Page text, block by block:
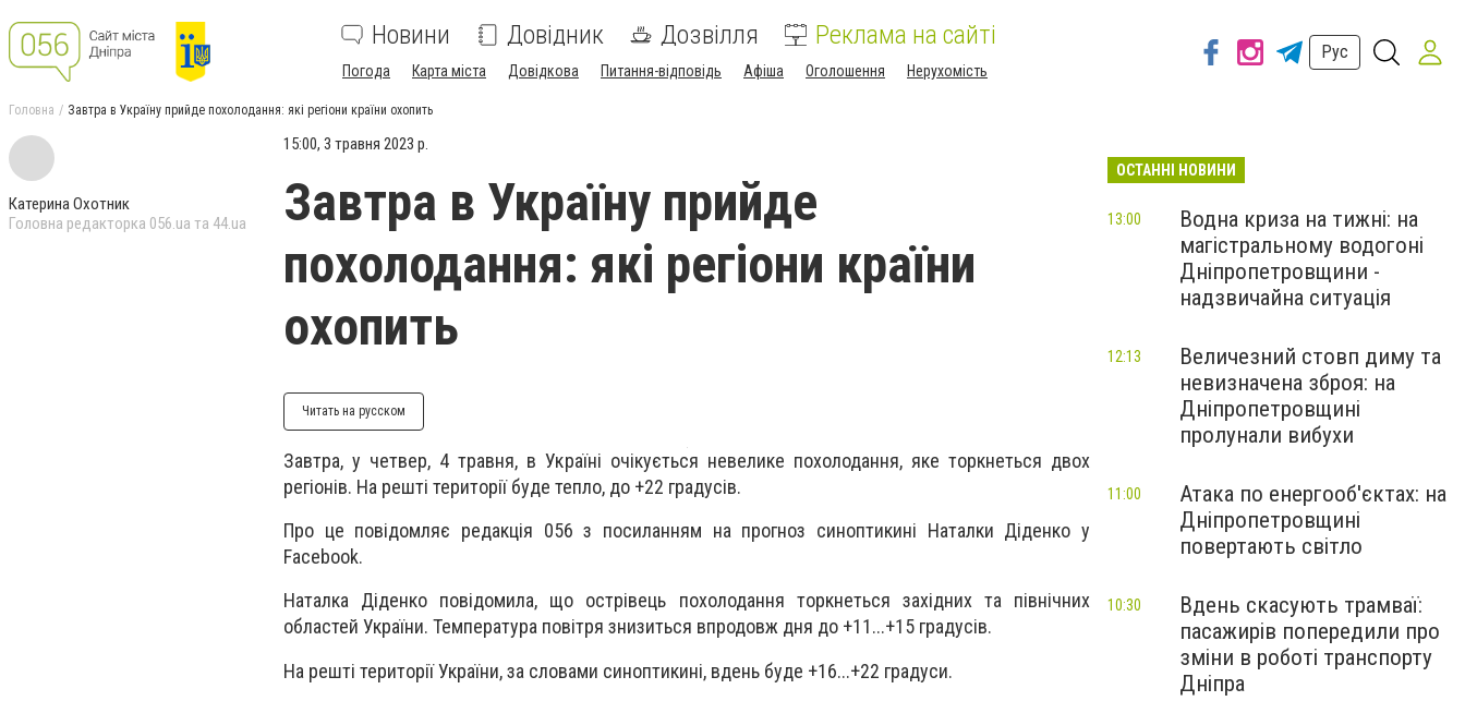
Новини Довідник Дозвілля Реклама на сайті
Погода Карта міста Довідкова Питання-відповідь Афіша Оголошення Нерухомість
Рус
Головна Завтра в Україну прийде похолодання: які регіони країни охопить
Катерина Охотник
Головна редакторка 056.ua та 44.ua
15:00, 3 травня 2023 р.
Завтра в Україну прийде
похолодання: які регіони країни
охопить
Читать на русском
Завтра, у четвер, 4 травня, в Україні очікується невелике похолодання, яке торкнеться двох
регіонів. На решті території буде тепло, до +22 градусів.
Про це повідомляє редакція 056 з посиланням на прогноз синоптикині Наталки Діденко у
Facebook.
Наталка Діденко повідомила, що острівець похолодання торкнеться західних та північних
областей України. Температура повітря знизиться впродовж дня до +11...+15 градусів.
На решті території України, за словами синоптикині, вдень буде +16...+22 градуси.
ОСТАННІ НОВИНИ
Водна криза на тижні: на
магістральному водогоні
Дніпропетровщини -
надзвичайна ситуація
13:00
Величезний стовп диму та
невизначена зброя: на
Дніпропетровщині
пролунали вибухи
12:13
Атака по енергооб'єктах: на
Дніпропетровщині
повертають світло
11:00
Вдень скасують трамваї:
пасажирів попередили про
зміни в роботі транспорту
Дніпра
10:30